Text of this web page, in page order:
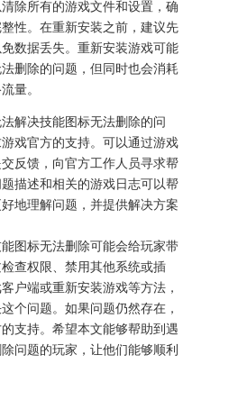
除所有的游戏文件和设置，确
性。在重新安装之前，建议先
数据丢失。重新安装游戏可能
删除的问题，但同时也会消耗
量。
解决技能图标无法删除的问
戏官方的支持。可以通过游戏
反馈，向官方工作人员寻求帮
描述和相关的游戏日志可以帮
地理解问题，并提供解决方案
图标无法删除可能会给玩家带
查权限、禁用其他系统或插
户端或重新安装游戏等方法，
个问题。如果问题仍然存在，
支持。希望本文能够帮助到遇
问题的玩家，让他们能够顺利